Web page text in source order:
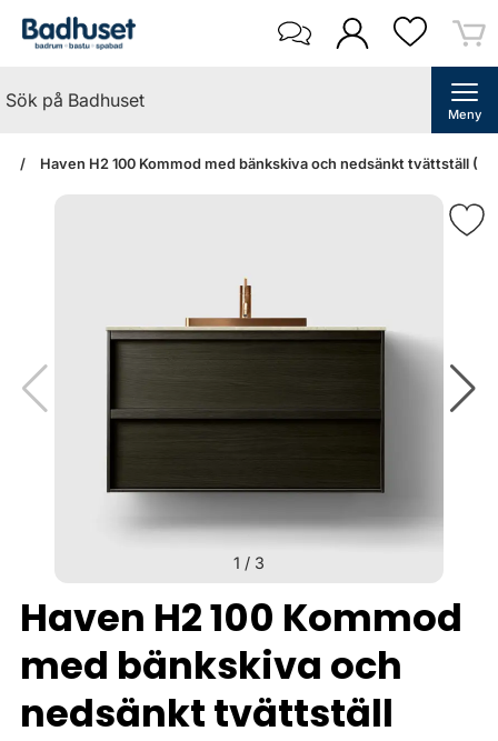
Meny
Haven H2 100 Kommod med bänkskiva och nedsänkt tvättställ
1 / 3
Haven H2 100 Kommod
med bänkskiva och
nedsänkt tvättställ